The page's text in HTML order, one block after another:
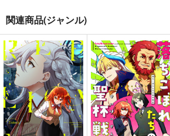
関連商品(ジャンル)